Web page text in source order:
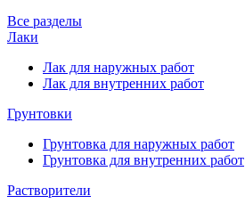
Все разделы
Лаки
Лак для наружных работ
Лак для внутренних работ
Грунтовки
Грунтовка для наружных работ
Грунтовка для внутренних работ
Растворители